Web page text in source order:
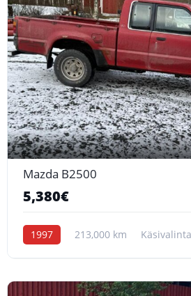
Mazda B2500
5,380€
1997 213,000 km